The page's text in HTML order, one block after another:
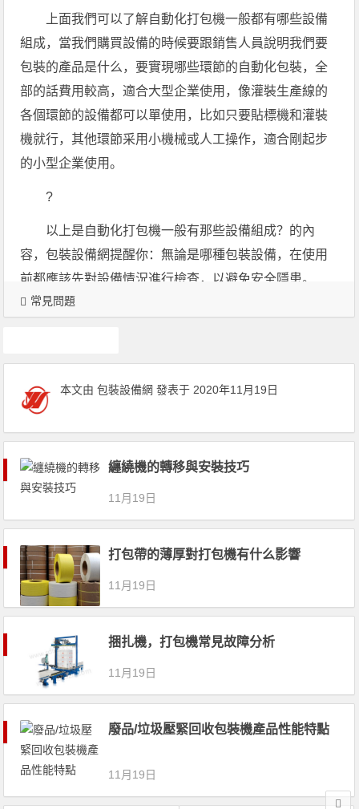
上面我們可以了解自動化打包機一般都有哪些設備
組成，當我們購買設備的時候要跟銷售人員說明我們要
包裝的產品是什么，要實現哪些環節的自動化包裝，全
部的話費用較高，適合大型企業使用，像灌裝生產線的
各個環節的設備都可以單使用，比如只要貼標機和灌裝
機就行，其他環節采用小機械或人工操作，適合剛起步
的小型企業使用。
?
以上是自動化打包機一般有那些設備組成？的內
容，包裝設備網提醒你：無論是哪種包裝設備，在使用
前都應該先對設備情況進行檢查，以避免安全隱患。
常見問題
本文由包裝設備網 發表于 2020年11月19日
纏繞機的轉移與安裝技巧
11月19日
打包帶的薄厚對打包機有什么影響
11月19日
捆扎機，打包機常見故障分析
11月19日
廢品/垃圾壓緊回收包裝機產品性能特點
11月19日